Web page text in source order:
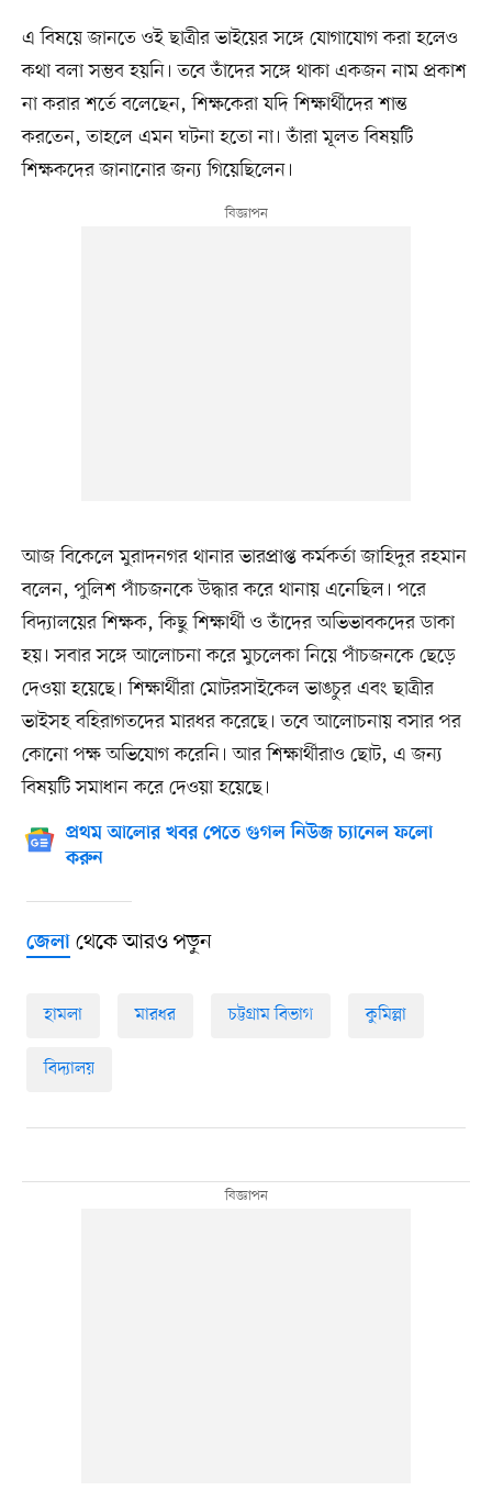
এ বিষয়ে জানতে ওই ছাত্রীর ভাইয়ের সঙ্গে যোগাযোগ করা হলেও
কথা বলা সম্ভব হয়নি। তবে তাঁদের সঙ্গে থাকা একজন নাম প্রকাশ
না করার শর্তে বলেছেন, শিক্ষকেরা যদি শিক্ষার্থীদের শান্ত
করতেন, তাহলে এমন ঘটনা হতো না। তাঁরা মূলত বিষয়টি
শিক্ষকদের জানানোর জন্য গিয়েছিলেন।
আজ বিকেলে মুরাদনগর থানার ভারপ্রাপ্ত কর্মকর্তা জাহিদুর রহমান
বলেন, পুলিশ পাঁচজনকে উদ্ধার করে থানায় এনেছিল। পরে
বিদ্যালয়ের শিক্ষক, কিছু শিক্ষার্থী ও তাঁদের অভিভাবকদের ডাকা
হয়। সবার সঙ্গে আলোচনা করে মুচলেকা নিয়ে পাঁচজনকে ছেড়ে
দেওয়া হয়েছে। শিক্ষার্থীরা মোটরসাইকেল ভাঙচুর এবং ছাত্রীর
ভাইসহ বহিরাগতদের মারধর করেছে। তবে আলোচনায় বসার পর
কোনো পক্ষ অভিযোগ করেনি। আর শিক্ষার্থীরাও ছোট, এ জন্য
বিষয়টি সমাধান করে দেওয়া হয়েছে।
প্রথম আলোর খবর পেতে গুগল নিউজ চ্যানেল ফলো
করুন
জেলাথেকে আরও পড়ুন
হামলা মারধর চট্টগ্রাম বিভাগ কুমিল্লা
বিদ্যালয়